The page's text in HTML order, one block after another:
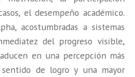
el desempeño académico.
acostumbradas a sistemas
del progreso visible,
en una percepción más
de logro y una mayor